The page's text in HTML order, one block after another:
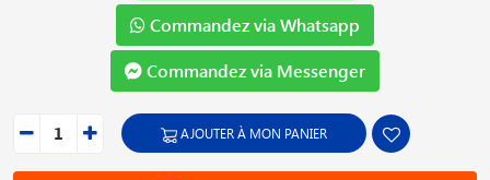
Commandez via Whatsapp
Commandez via Messenger
AJOUTER À MON PANIER